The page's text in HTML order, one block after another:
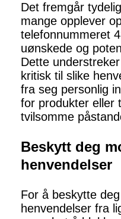
Det fremgår
mange opplever
telefonnummeret
uønskede og
Dette
kritisk til slike
fra seg personlig
for produkter eller
tvilsomme
Beskytt deg
henvendelser
For å beskytte
henvendelser fra